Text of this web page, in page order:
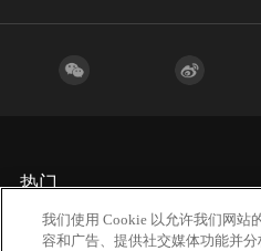
热门
我们使用 Cookie 以允许我们网站
容和广告、提供社交媒体功能并